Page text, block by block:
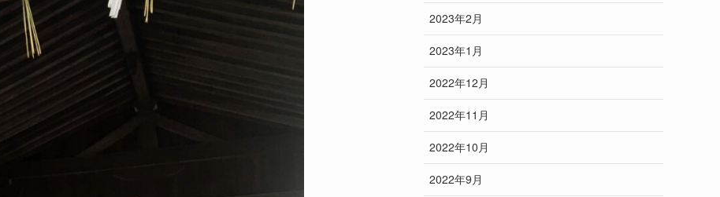
2023年2月
2023年1月
2022年12月
2022年11月
2022年10月
2022年9月